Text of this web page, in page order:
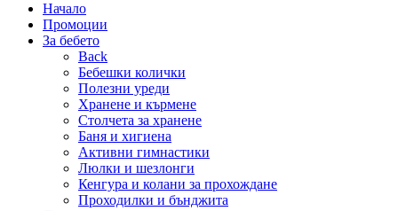
Начало
Промоции
За бебето
Back
Бебешки колички
Полезни уреди
Хранене и кърмене
Столчета за хранене
Баня и хигиена
Активни гимнастики
Люлки и шезлонги
Кенгура и колани за прохождане
Проходилки и бънджита